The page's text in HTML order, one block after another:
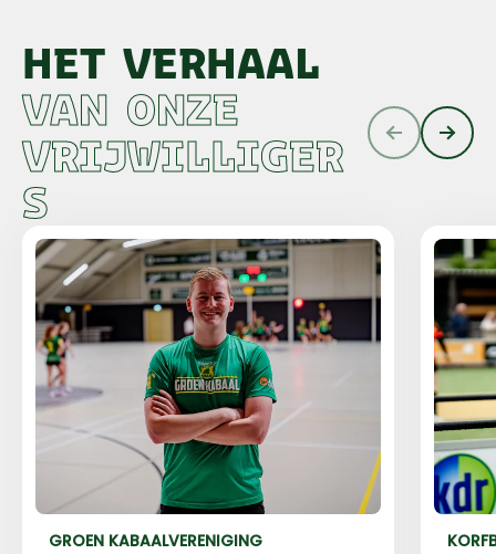
HET VERHAAL
VAN ONZE
VRIJWILLIGER
S
GROEN KABAALVERENIGING